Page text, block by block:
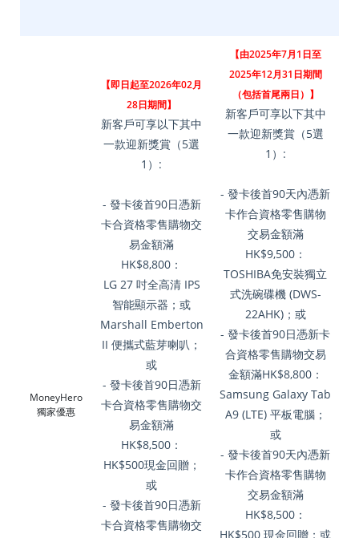
MoneyHero
獨家優惠
【即日起至2026年02月
28日期間】
新客戶可享以下其中
一款迎新獎賞（5選
1）:
- 發卡後首90日憑新
卡合資格零售購物交
易金額滿
HK$8,800：
LG 27 吋全高清 IPS
智能顯示器；或
Marshall Emberton
II 便攜式藍芽喇叭；
或
- 發卡後首90日憑新
卡合資格零售購物交
易金額滿
HK$8,500：
HK$500現金回贈；
或
- 發卡後首90日憑新
卡合資格零售購物交
【由2025年7月1日至
2025年12月31日期間
（包括首尾兩日）】
新客戶可享以下其中
一款迎新獎賞（5選
1）:
- 發卡後首90天內憑新
卡作合資格零售購物
交易金額滿
HK$9,500：
TOSHIBA免安裝獨立
式洗碗碟機 (DWS-
22AHK)；或
- 發卡後首90日憑新卡
合資格零售購物交易
金額滿HK$8,800：
Samsung Galaxy Tab
A9 (LTE) 平板電腦；
或
- 發卡後首90天內憑新
卡作合資格零售購物
交易金額滿
HK$8,500：
HK$500 現金回贈；或